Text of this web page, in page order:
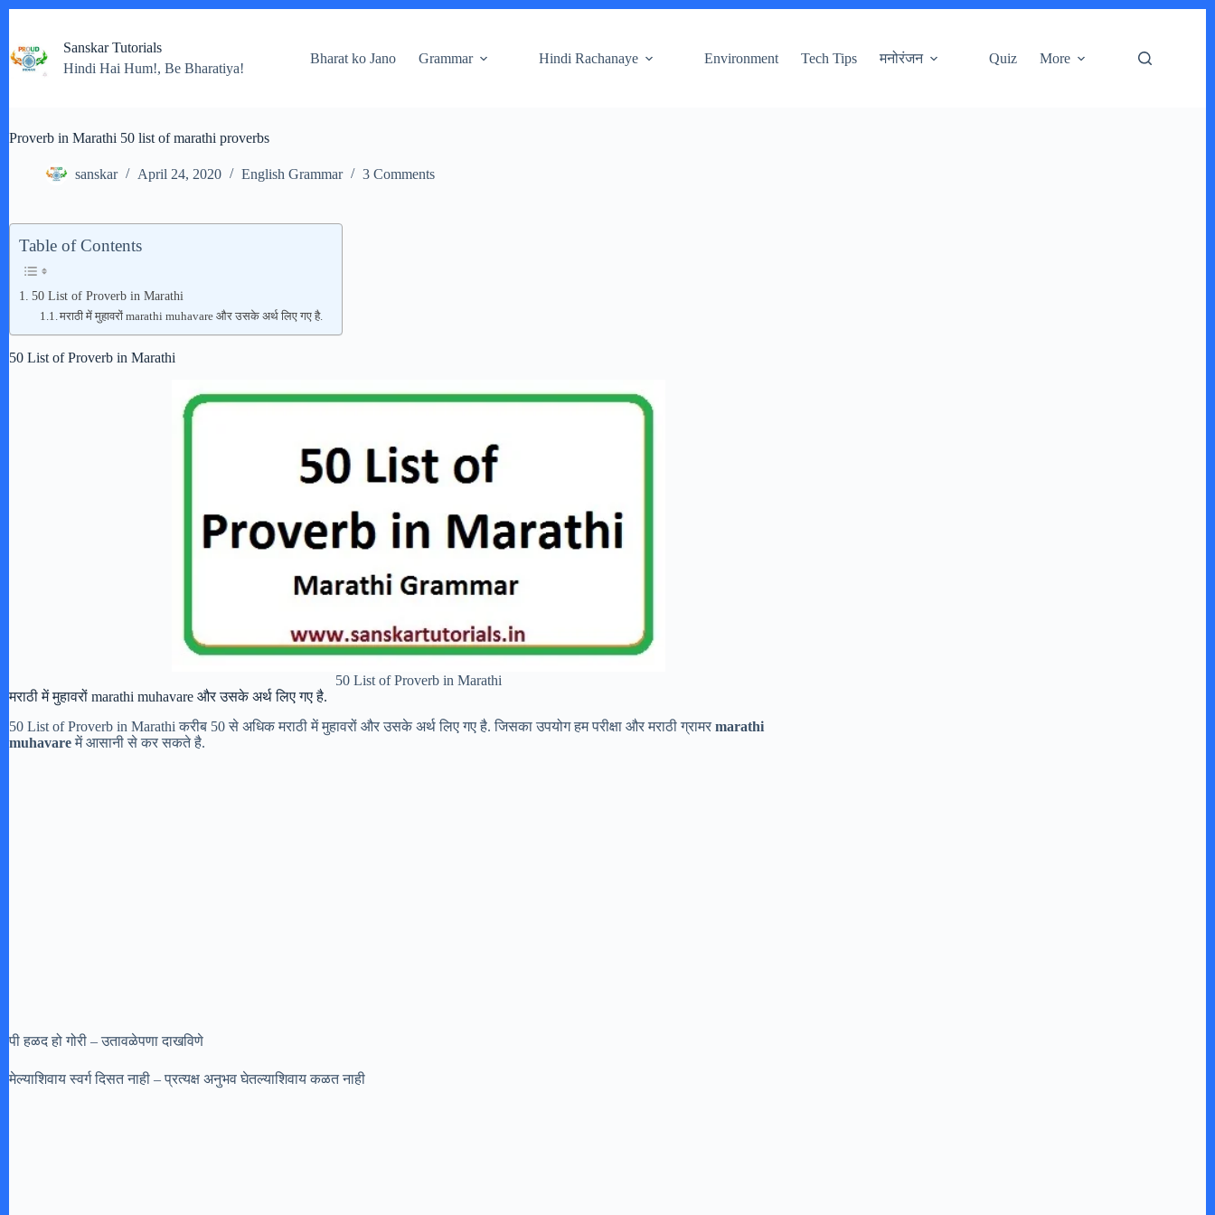
content
Sanskar Tutorials
Hindi Hai Hum!, Be Bharatiya!
Bharat ko Jano Grammar Hindi Rachanaye Environment Tech Tips मनोरंजन Quiz More
Proverb in Marathi 50 list of marathi proverbs
sanskar April 24, 2020 English Grammar 3 Comments
Table of Contents
50 List of Proverb in Marathi
मराठी में मुहावरों marathi muhavare और उसके अर्थ लिए गए है.
50 List of Proverb in Marathi
50 List of Proverb in Marathi
मराठी में मुहावरों marathi muhavare और उसके अर्थ लिए गए है.
50 List of Proverb in Marathi करीब 50 से अधिक मराठी में मुहावरों और उसके अर्थ लिए गए है. जिसका उपयोग हम परीक्षा और मराठी ग्रामर marathi
muhavareमें आसानी से कर सकते है.
पी हळद हो गोरी – उतावळेपणा दाखविणे
मेल्याशिवाय स्वर्ग दिसत नाही – प्रत्यक्ष अनुभव घेतल्याशिवाय कळत नाही